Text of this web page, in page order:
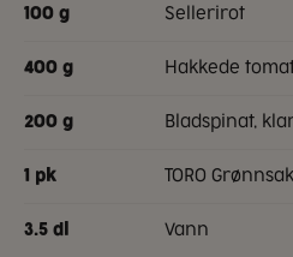
100 g sellerirot
400 g hakkede
200 g bladspinat,
1 pk TORO
3.5 dl vann